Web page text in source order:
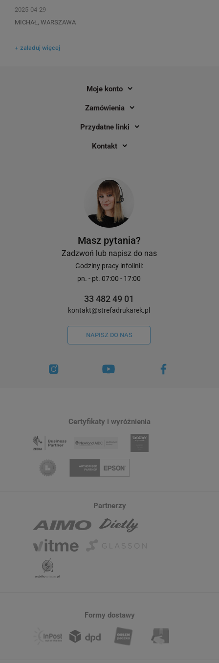
Kalka barwiąca Specmark 110 mm x
300 m / żywiczna / termotransferowa
DO KOSZYKA 10,00 zł
2025-04-29
MICHAŁ, WARSZAWA
+ załaduj więcej
Moje konto
Zamówienia
Przydatne linki
Kontakt
Masz pytania?
Zadzwoń lub napisz do nas
Godziny pracy infolinii:
pn. - pt. 07:00 - 17:00
33 482 49 01
kontakt@strefadrukarek.pl
NAPISZ DO NAS
Certyfikaty i wyróżnienia
Partnerzy
Formy dostawy